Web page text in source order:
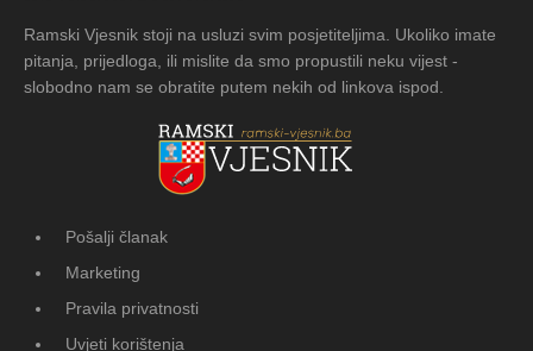
Ramski Vjesnik stoji na usluzi svim posjetiteljima. Ukoliko imate
pitanja, prijedloga, ili mislite da smo propustili neku vijest -
slobodno nam se obratite putem nekih od linkova ispod.
Pošalji članak
Marketing
Pravila privatnosti
Uvjeti korištenja